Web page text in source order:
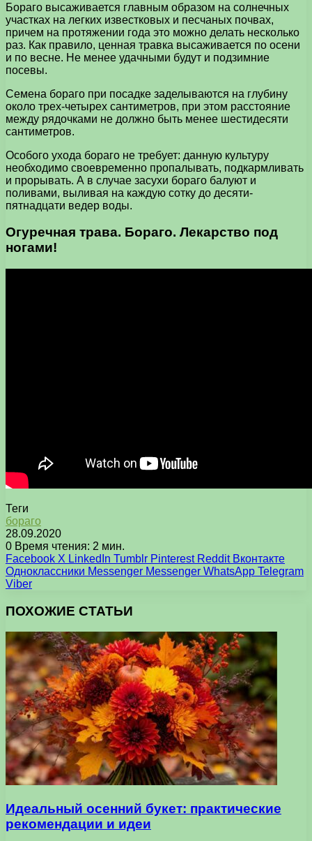
Бораго высаживается главным образом на солнечных
участках на легких известковых и песчаных почвах,
причем на протяжении года это можно делать несколько
раз. Как правило, ценная травка высаживается по осени
и по весне. Не менее удачными будут и подзимние
посевы.
Семена бораго при посадке заделываются на глубину
около трех-четырех сантиметров, при этом расстояние
между рядочками не должно быть менее шестидесяти
сантиметров.
Особого ухода бораго не требует: данную культуру
необходимо своевременно пропалывать, подкармливать
и прорывать. А в случае засухи бораго балуют и
поливами, выливая на каждую сотку до десяти-
пятнадцати ведер воды.
Огуречная трава. Бораго. Лекарство под
ногами!
Теги
бораго
28.09.2020
0 Время чтения: 2 мин.
Facebook X LinkedIn Tumblr Pinterest Reddit Вконтакте
Одноклассники Messenger Messenger WhatsApp Telegram
Viber
ПОХОЖИЕ СТАТЬИ
Идеальный осенний букет: практические
рекомендации и идеи